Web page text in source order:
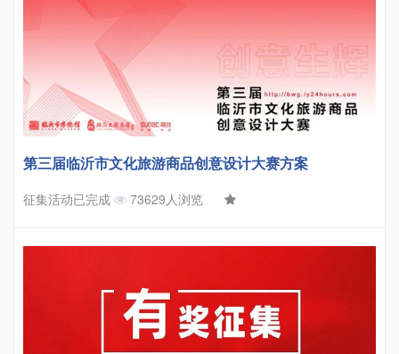
第三届临沂市文化旅游商品创意设计大赛方案
征集活动已完成 73629人浏览